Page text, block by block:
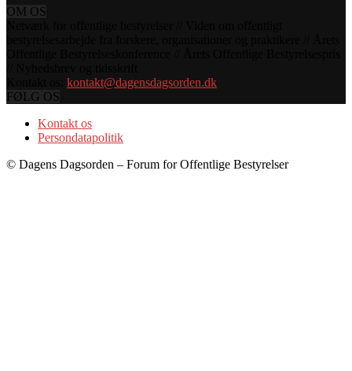
OM OS
kontakt@dagensdagsorden.dk
FØLG OS
Kontakt os
Persondatapolitik
© Dagens Dagsorden – Forum for Offentlige Bestyrelser